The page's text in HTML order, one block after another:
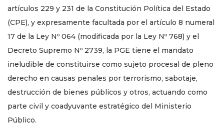
artículos 229 y 231 de la Constitución Política del Estado
(CPE), y expresamente facultada por el artículo 8 numeral
17 de la Ley Nº 064 (modificada por la Ley Nº 768) y el
Decreto Supremo Nº 2739, la PGE tiene el mandato
ineludible de constituirse como sujeto procesal de pleno
derecho en causas penales por terrorismo, sabotaje,
destrucción de bienes públicos y otros, actuando como
parte civil y coadyuvante estratégico del Ministerio
Público.